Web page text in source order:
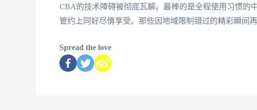
CBA的技术障碍被彻底瓦解。最棒的是全程使用习惯的
管约上同好尽情享受。那些因地域限制错过的精彩瞬间再
Spread the love